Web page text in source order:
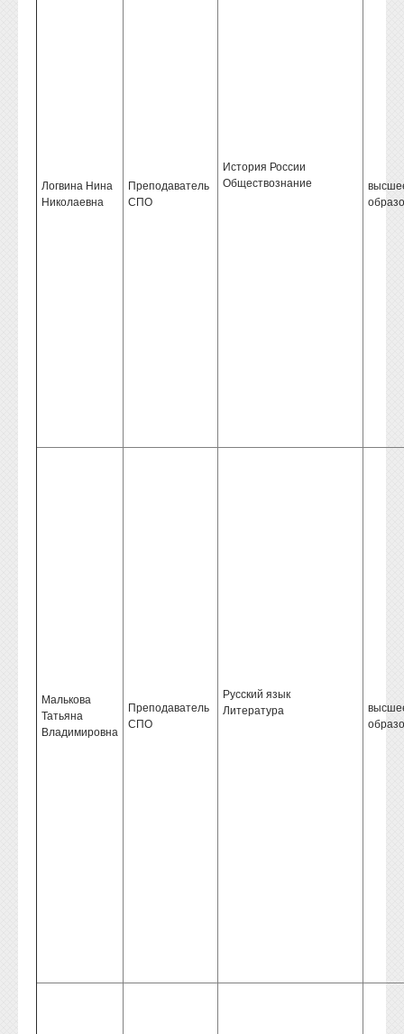
Логвина Нина
Николаевна
Преподаватель
СПО
История России
Обществознание
Малькова
Татьяна
Владимировна
Преподаватель
СПО
Русский язык
Литература